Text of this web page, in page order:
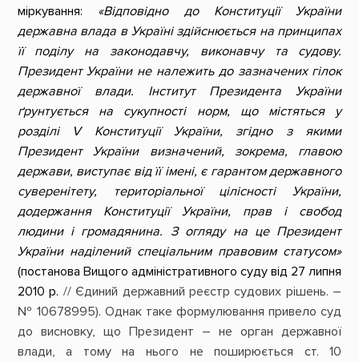
міркування: «Відповідно до Конституції України
державна влада в Україні здійснюється на принципах
її поділу на законодавчу, виконавчу та судову.
Президент України не належить до зазначених гілок
державної влади. Інститут Президента України
ґрунтується на сукупності норм, що містяться у
розділі V Конституції України, згідно з якими
Президент України визначений, зокрема, главою
держави, виступає від її імені, є гарантом державного
суверенітету, територіальної цілісності України,
додержання Конституції України, прав і свобод
людини і громадянина. З огляду на це Президент
України наділений спеціальним правовим статусом»
(постанова Вищого адміністративного суду від 27 липня
2010 р. // Єдиний державний реєстр судових рішень. –
№ 10678995). Однак таке формулювання привело суд
до висновку, що Президент – не орган державної
влади, а тому на нього не поширюється ст. 10